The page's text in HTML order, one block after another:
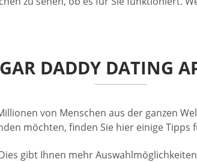
DADDY DATING
von Menschen aus der ganzen
möchten, finden Sie hier einige Tipps
gibt Ihnen mehr